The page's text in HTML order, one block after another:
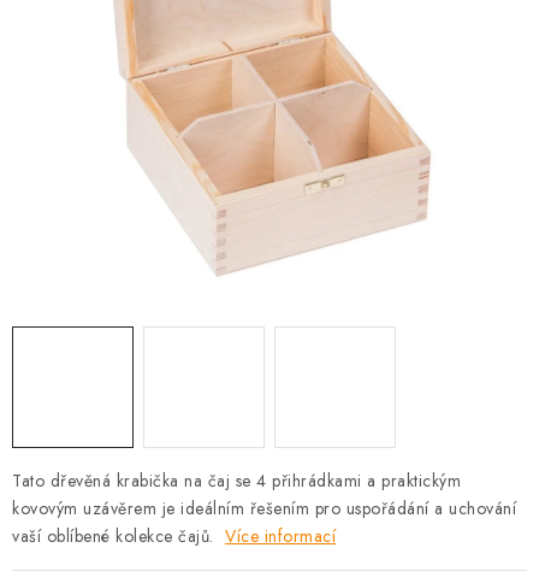
VÝPRODEJ 🔥
Hodnocení obchodu
Stav objednávky
Reklamace a vrácení zboží
Jak nakupovat
Dřeviny a certifikáty
Pro firmy Kontakt
Tato dřevěná krabička na čaj se 4 přihrádkami a praktickým
kovovým uzávěrem je ideálním řešením pro uspořádání a uchování
vaší oblíbené kolekce čajů. Více informací